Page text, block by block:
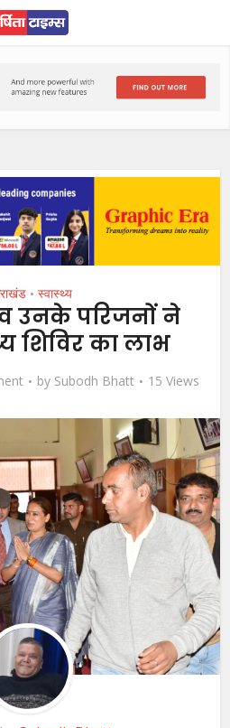
• स्वास्थ्य
व उनके परिजनों ने
शिविर का लाभ
by Subodh Bhatt 15 Views